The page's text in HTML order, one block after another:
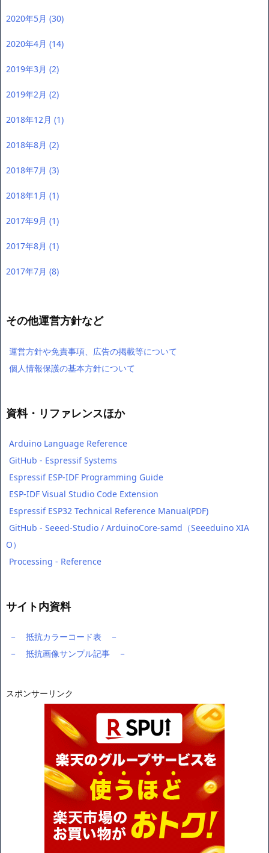
2020年5月 (30)
2020年4月 (14)
2019年3月 (2)
2019年2月 (2)
2018年12月 (1)
2018年8月 (2)
2018年7月 (3)
2018年1月 (1)
2017年9月 (1)
2017年8月 (1)
2017年7月 (8)
その他運営方針など
運営方針や免責事項、広告の掲載等について
個人情報保護の基本方針について
資料・リファレンスほか
Arduino Language Reference
GitHub - Espressif Systems
Espressif ESP-IDF Programming Guide
ESP-IDF Visual Studio Code Extension
Espressif ESP32 Technical Reference Manual(PDF)
GitHub - Seeed-Studio / ArduinoCore-samd（Seeeduino XIA
O）
Processing - Reference
サイト内資料
－ 抵抗カラーコード表 －
－ 抵抗画像サンプル記事 －
スポンサーリンク